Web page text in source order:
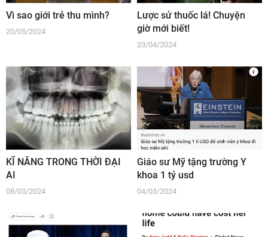
Vì sao giới trẻ thu mình?
20/05/2024
Lược sử thuốc lá! Chuyện
giờ mới biết!
23/04/2024
KĨ NĂNG TRONG THỜI ĐẠI
AI
08/03/2024
Giáo sư Mỹ tặng trường Y
khoa 1 tỷ usd
04/03/2024